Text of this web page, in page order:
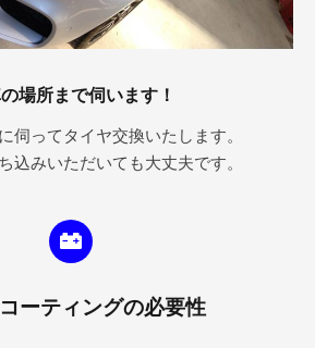
場所まで伺います！
伺ってタイヤ交換いたします。
込みいただいても大丈夫です。
ーティングの必要性